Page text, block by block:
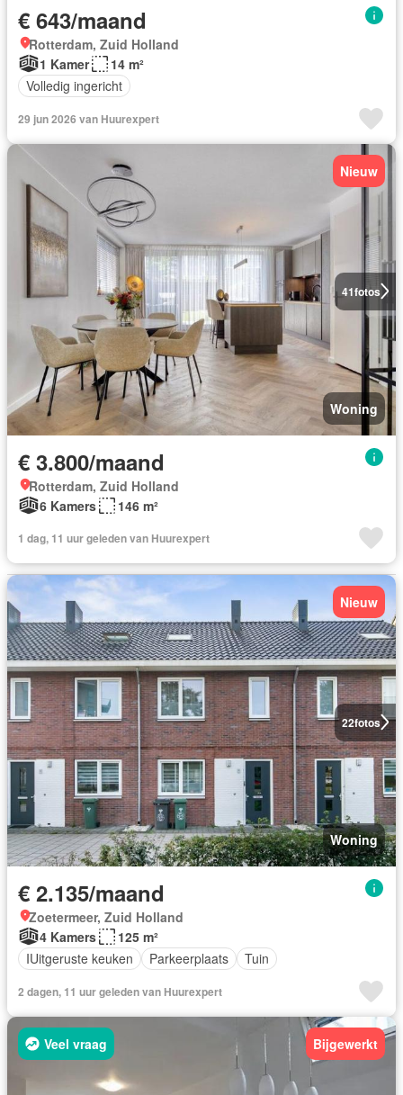
€ 643/maand
Rotterdam, Zuid Holland
1 Kamer
14 m²
Volledig ingericht
29 jun 2026 van Huurexpert
41fotos
Nieuw
Woning
€ 3.800/maand
Rotterdam, Zuid Holland
6 Kamers
146 m²
1 dag, 11 uur geleden van Huurexpert
22fotos
Nieuw
Woning
€ 2.135/maand
Zoetermeer, Zuid Holland
4 Kamers
125 m²
IUitgeruste keuken
Parkeerplaats Tuin
2 dagen, 11 uur geleden van Huurexpert
Veel vraag Bijgewerkt